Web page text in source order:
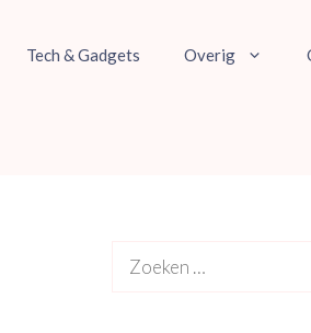
Tech & Gadgets Overig
naar: